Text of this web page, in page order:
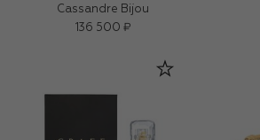
Cassandre Bijou
136 500 ₽